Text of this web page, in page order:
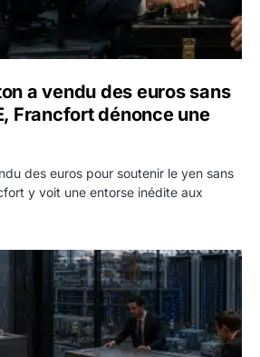
a vendu des euros sans
Francfort dénonce une
des euros pour soutenir le yen sans
y voit une entorse inédite aux
le transfert de 11 milliards de